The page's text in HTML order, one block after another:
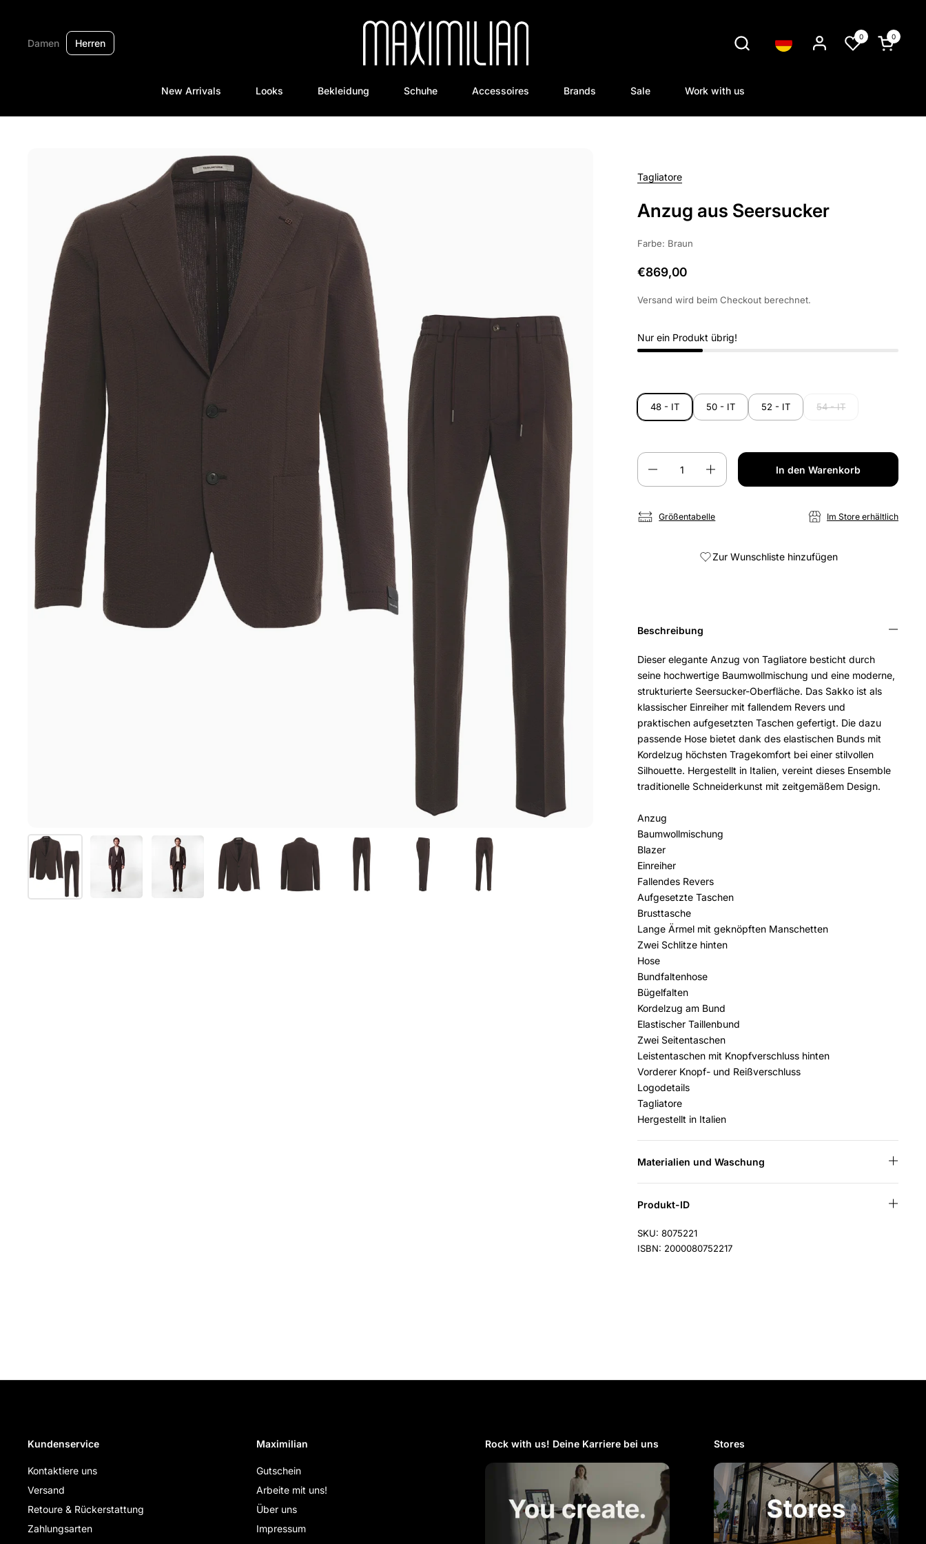
Damen Herren Sprache 0 0
New Arrivals Looks Bekleidung Schuhe Accessoires Brands Sale Work with us
Tagliatore
Anzug aus Seersucker
Farbe: Braun
€869,00
Versand wird beim Checkout berechnet.
Nur ein Produkt übrig!
48 - IT 50 - IT 52 - IT 54 - IT
Anzahl
In den Warenkorb
Größentabelle Im Store erhältlich
Zur Wunschliste hinzufügen
Beschreibung
Dieser elegante Anzug von Tagliatore besticht durch
seine hochwertige Baumwollmischung und eine moderne,
strukturierte Seersucker-Oberfläche. Das Sakko ist als
klassischer Einreiher mit fallendem Revers und
praktischen aufgesetzten Taschen gefertigt. Die dazu
passende Hose bietet dank des elastischen Bunds mit
Kordelzug höchsten Tragekomfort bei einer stilvollen
Silhouette. Hergestellt in Italien, vereint dieses Ensemble
traditionelle Schneiderkunst mit zeitgemäßem Design.
Anzug
Baumwollmischung
Blazer
Einreiher
Fallendes Revers
Aufgesetzte Taschen
Brusttasche
Lange Ärmel mit geknöpften Manschetten
Zwei Schlitze hinten
Hose
Bundfaltenhose
Bügelfalten
Kordelzug am Bund
Elastischer Taillenbund
Zwei Seitentaschen
Leistentaschen mit Knopfverschluss hinten
Vorderer Knopf- und Reißverschluss
Logodetails
Tagliatore
Hergestellt in Italien
Materialien und Waschung
Produkt-ID
SKU: 8075221
ISBN: 2000080752217
Kundenservice
Kontaktiere uns
Versand
Retoure & Rückerstattung
Zahlungsarten
Maximilian
Gutschein
Arbeite mit uns!
Über uns
Impressum
Rock with us! Deine Karriere bei uns​ Stores